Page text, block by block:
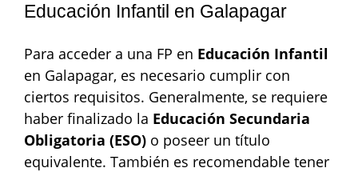
Educación Infantil en Galapagar
Para acceder a una FP en Educación Infantil
en Galapagar, es necesario cumplir con
ciertos requisitos. Generalmente, se requiere
haber finalizado la Educación Secundaria
Obligatoria (ESO) o poseer un título
equivalente. También es recomendable tener